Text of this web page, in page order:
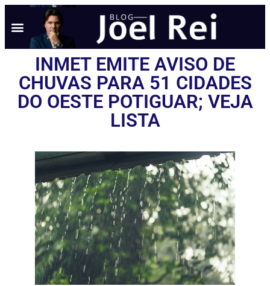
INMET EMITE AVISO DE
CHUVAS PARA 51 CIDADES
DO OESTE POTIGUAR; VEJA
LISTA